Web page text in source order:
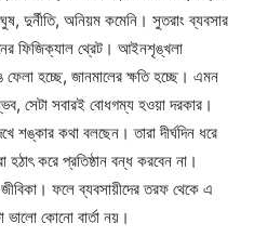
দুর্নীতি, অনিয়ম কমেনি। সুতরাং ব্যবসার
ফিজিক্যাল থ্রেট। আইনশৃঙ্খলা
ফেলা হচ্ছে, জানমালের ক্ষতি হচ্ছে। এমন
সেটা সবারই বোধগম্য হওয়া দরকার।
শঙ্কার কথা বলছেন। তারা দীর্ঘদিন ধরে
করে প্রতিষ্ঠান বন্ধ করবেন না।
ফলে ব্যবসায়ীদের তরফ থেকে এ
কোনো বার্তা নয়।